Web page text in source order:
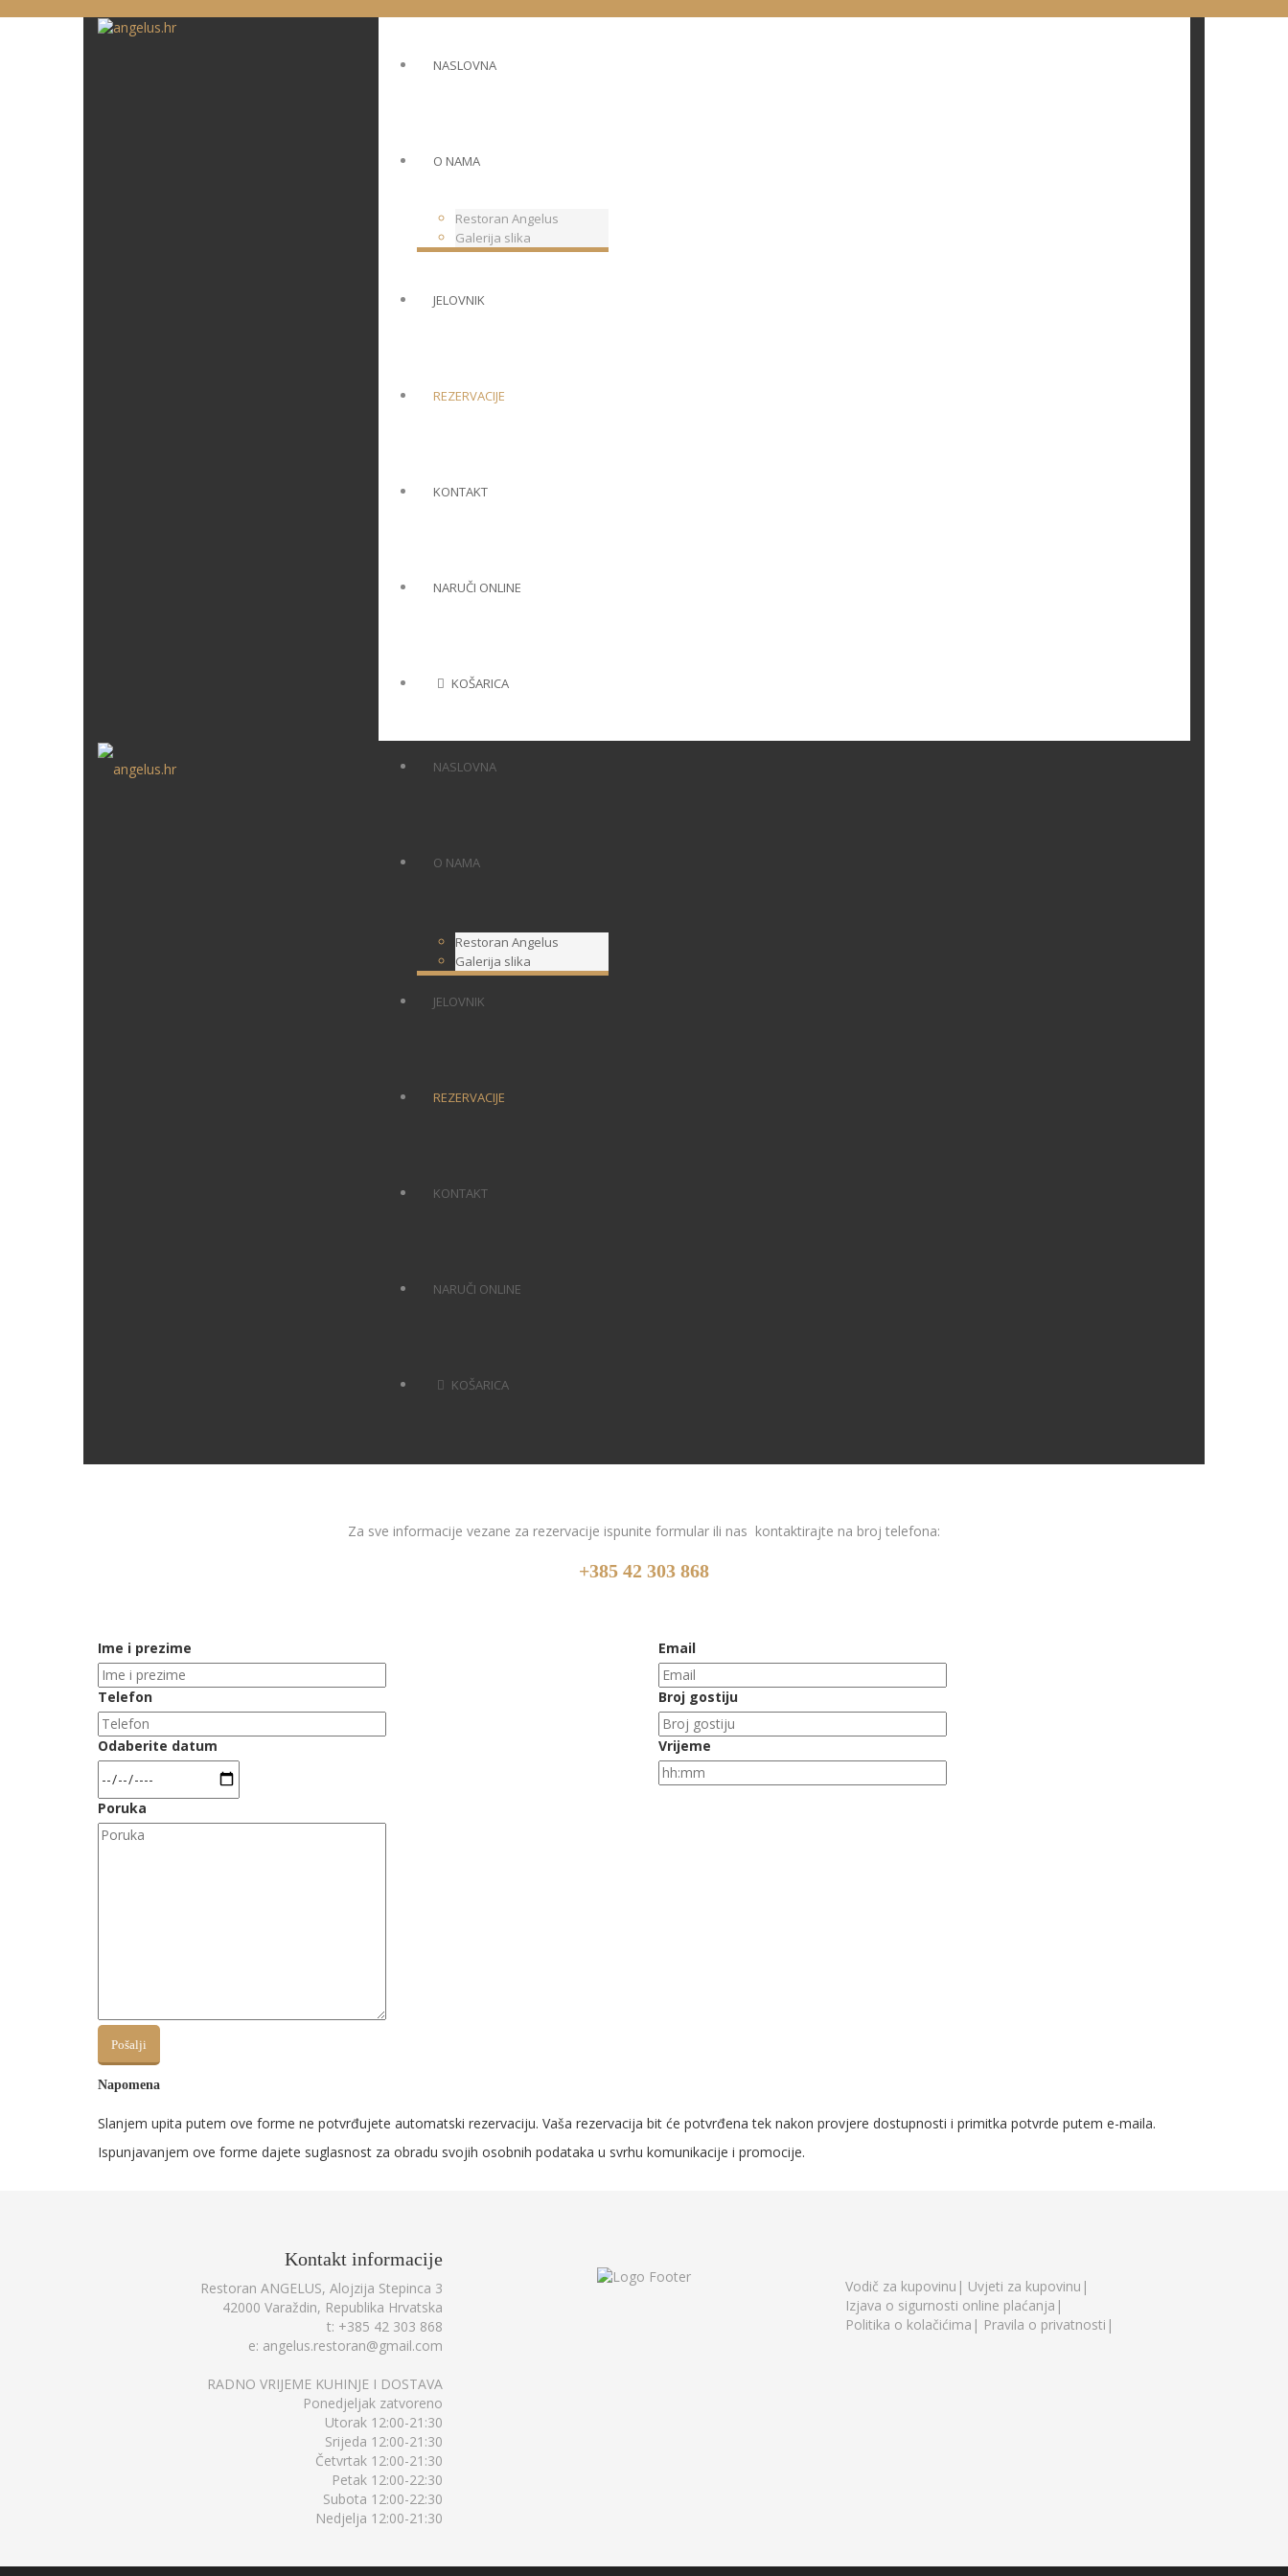
NASLOVNA
O NAMA
Restoran Angelus
Galerija slika
JELOVNIK
REZERVACIJE
KONTAKT
NARUČI ONLINE
KOŠARICA
NASLOVNA
O NAMA
Restoran Angelus
Galerija slika
JELOVNIK
REZERVACIJE
KONTAKT
NARUČI ONLINE
KOŠARICA
Za sve informacije vezane za rezervacije ispunite formular ili nas kontaktirajte na broj telefona:
+385 42 303 868
Ime i prezime Email
Telefon Broj gostiju
Odaberite datum Vrijeme
Poruka
Napomena
Slanjem upita putem ove forme ne potvrđujete automatski rezervaciju. Vaša rezervacija bit će potvrđena tek nakon provjere dostupnosti i primitka potvrde putem e-maila.
Ispunjavanjem ove forme dajete suglasnost za obradu svojih osobnih podataka u svrhu komunikacije i promocije.
Kontakt informacije
Restoran ANGELUS, Alojzija Stepinca 3
42000 Varaždin, Republika Hrvatska
t: +385 42 303 868
e: angelus.restoran@gmail.com
RADNO VRIJEME KUHINJE I DOSTAVA
Ponedjeljak zatvoreno
Utorak 12:00-21:30
Srijeda 12:00-21:30
Četvrtak 12:00-21:30
Petak 12:00-22:30
Subota 12:00-22:30
Nedjelja 12:00-21:30
Vodič za kupovinu| Uvjeti za kupovinu|
Izjava o sigurnosti online plaćanja|
Politika o kolačićima| Pravila o privatnosti|